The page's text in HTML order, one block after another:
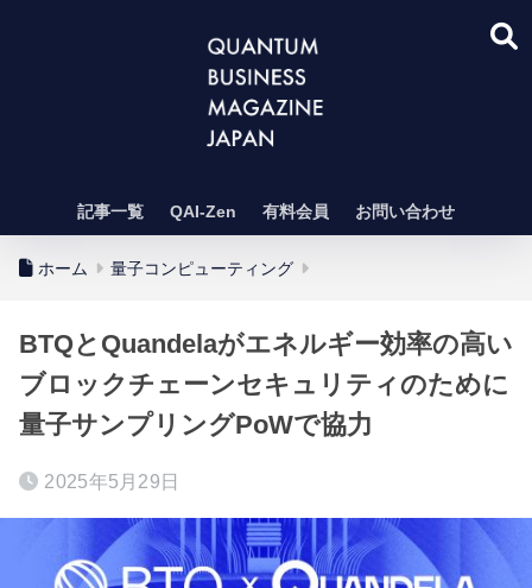
記事一覧 QAI-Zen 有料会員 お問い合わせ
ホーム 量子コンピューティング
BTQとQuandelaがエネルギー効率の高い
ブロックチェーンセキュリティのために
量子サンプリングPoWで協力
2025年5月29日